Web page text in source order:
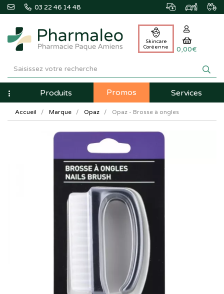
03 22 46 14 48
Pharmaleo
Pharmacie
Paque
Amiens
Skincare
Coréenne
0,00€
NavigationProduits Promos Services
Accueil Marque Opaz Opaz - Brosse à ongles